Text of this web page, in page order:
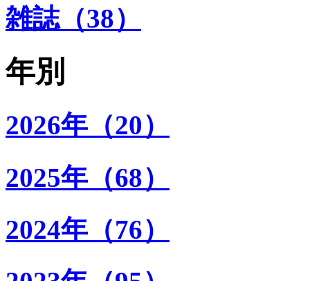
雑誌（38）
年別
2026年（20）
2025年（68）
2024年（76）